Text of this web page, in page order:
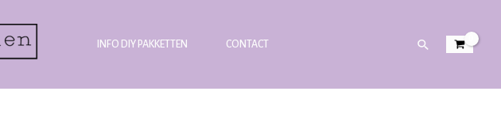
INFO DIY PAKKETTEN CONTACT